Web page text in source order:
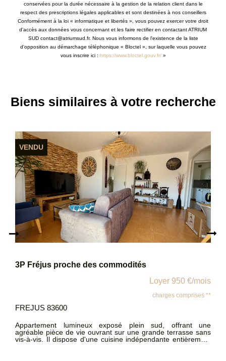
conservées pour la durée nécessaire à la gestion de la relation client dans le
respect des prescriptions légales applicables et sont destinées à nos conseillers
Conformément à la loi « informatique et libertés », vous pouvez exercer votre droit
d'accès aux données vous concernant et les faire rectifier en contactant ATRIUM
SUD contact@atriumsud.fr. Nous vous informons de l'existence de la liste
d'opposition au démarchage téléphonique « Bloctel », sur laquelle vous pouvez
vous inscrire ici : https://www.bloctel.gouv.fr/»
Biens similaires à votre recherche
une
sans
STUDIO MEUBLE Vue mer FREJUS-PLAGE
Loyer 850 €/
charges
FREJUS 83600
À louer joli studio meublé de 25 m², idéalement situé au
de mer, au 3? étage avec ascenseur. Cet
bénéficie d'un emplacement exceptionnel à seulement